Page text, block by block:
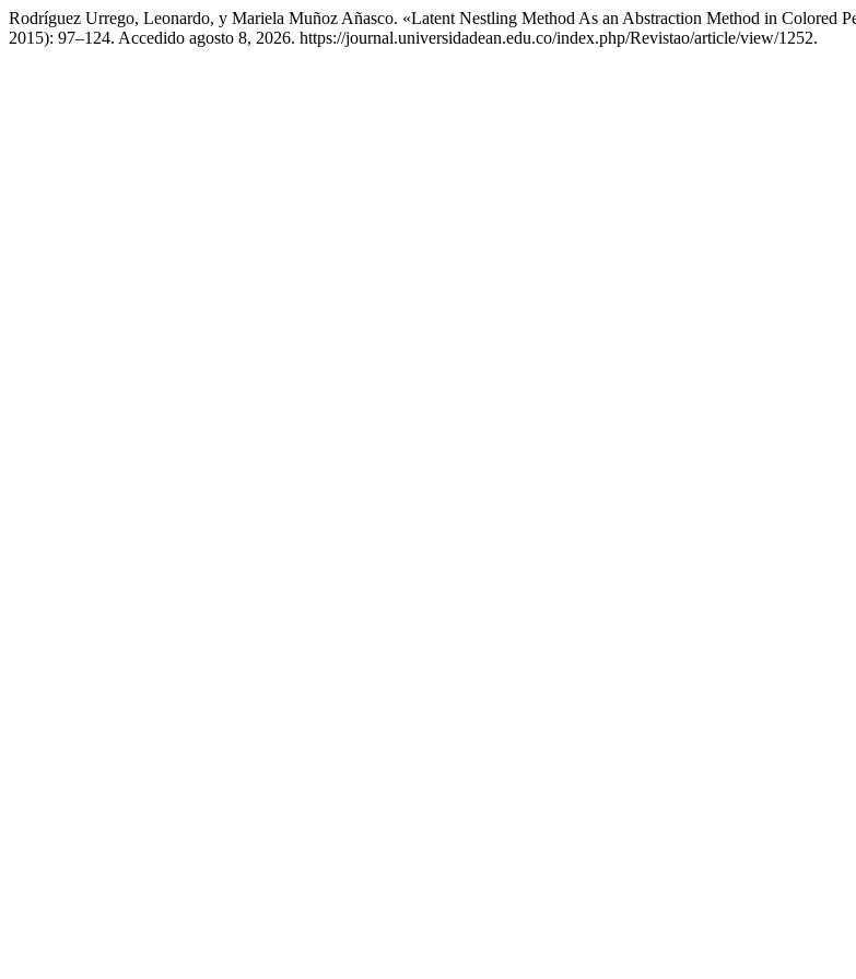
Rodríguez Urrego, Leonardo, y Mariela Muñoz Añasco. «Latent Nestling Method As an Abstraction Method in Colored
2015): 97–124. Accedido agosto 8, 2026. https://journal.universidadean.edu.co/index.php/Revistao/article/view/1252.